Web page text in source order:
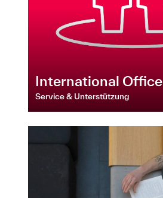
International Office
Service & Unterstützung